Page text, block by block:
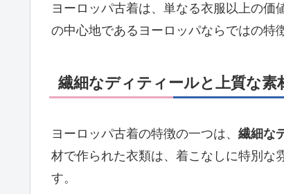
ヨーロッパ古着は、単なる衣服以上の
の中心地であるヨーロッパならではの特
繊細なディティールと上質な素
ヨーロッパ古着の特徴の一つは、 繊細な
材で作られた衣類は、着こなしに特別な
す。